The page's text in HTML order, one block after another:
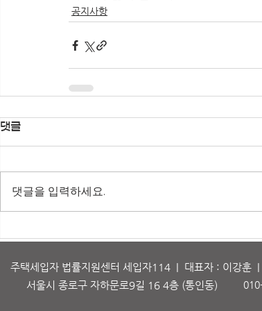
공지사항
댓글
댓글을 입력하세요.
주택세입자 법률지원센터 세입자114 | 대표자 : 이강
서울시 종로구 자하문로9길 16 4층 (통인동)